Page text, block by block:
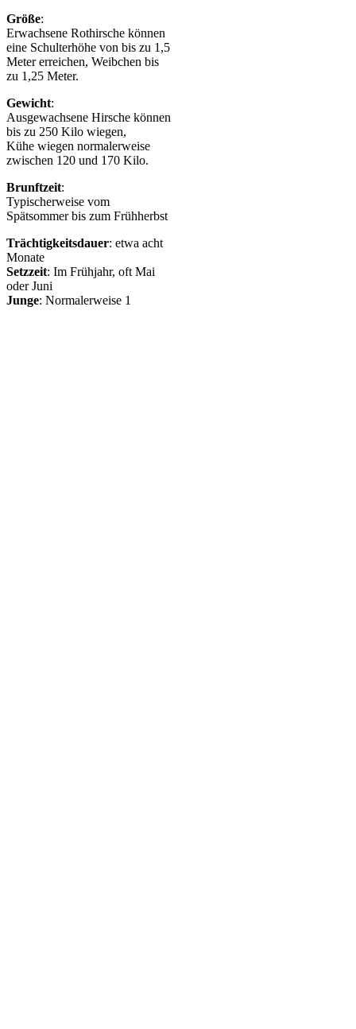
Größe:
Erwachsene Rothirsche können
eine Schulterhöhe von bis zu 1,5
Meter erreichen, Weibchen bis
zu 1,25 Meter.
Gewicht:
Ausgewachsene Hirsche können
bis zu 250 Kilo wiegen,
Kühe wiegen normalerweise
zwischen 120 und 170 Kilo.
Brunftzeit:
Typischerweise vom
Spätsommer bis zum Frühherbst
Trächtigkeitsdauer: etwa acht
Monate
Setzzeit: Im Frühjahr, oft Mai
oder Juni
Junge: Normalerweise 1